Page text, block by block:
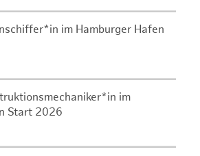
im Hamburger Hafen
im
Start 2026